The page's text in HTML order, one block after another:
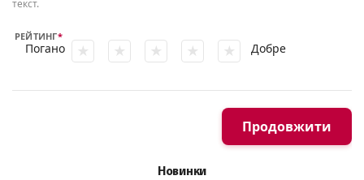
текст.
РЕЙТИНГ
Погано Добре
Продовжити
Новинки